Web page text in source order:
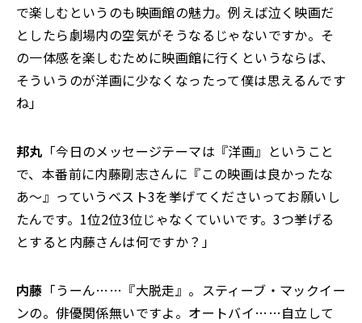
で楽しむというのも映画館の魅力。例えば泣く映画だ
としたら劇場内の空気がそうなるじゃないですか。そ
の一体感を楽しむために映画館に行くというならば、
そういうのが洋画に少なくなったって僕は思えるんです
ね」
邦丸 「今日のメッセージテーマは『洋画』ということ
で、本番前に内藤剛志さんに『この映画は良かったな
あ～』っていうベスト3を挙げてくださいってお願いし
たんです。1位2位3位じゃなくていいです。3つ挙げる
とすると内藤さんは何ですか？」
内藤 「うーん……『大脱走』。スティーブ・マックイー
ンの。俳優関係無いですよ。オートバイ……自立して